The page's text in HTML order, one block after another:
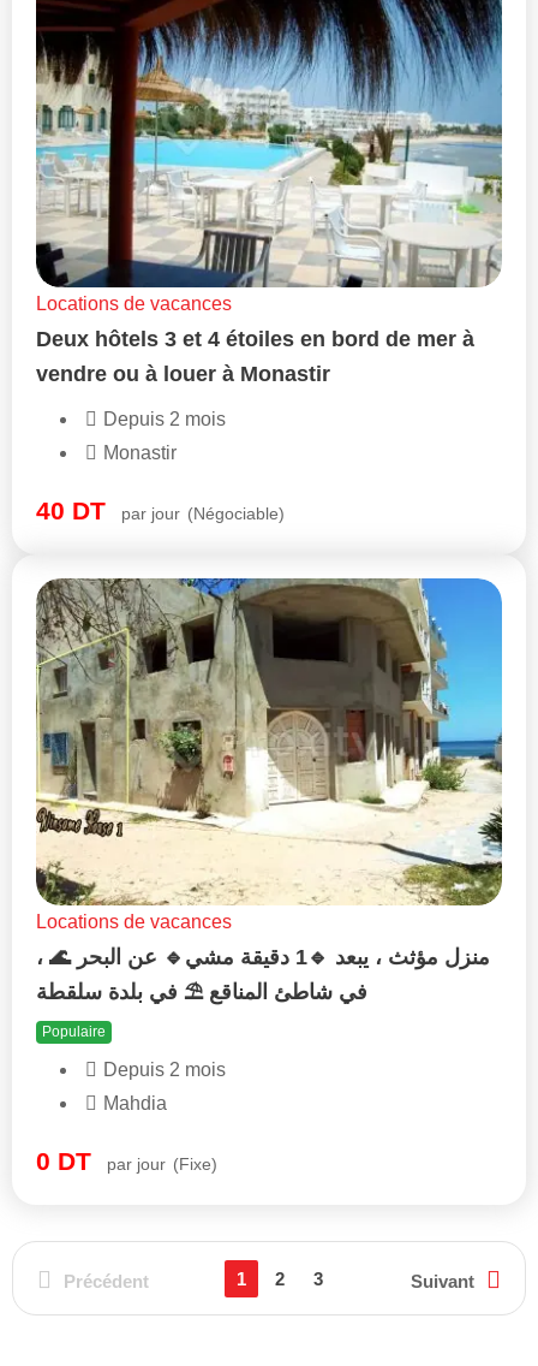
Locations de vacances
Deux hôtels 3 et 4 étoiles en bord de mer à
vendre ou à louer à Monastir
Depuis 2 mois
Monastir
40 DT par jour (Négociable)
Locations de vacances
منزل مؤثث ، يبعد 🔹1 دقيقة مشي🔹 عن البحر 🌊 ،
في شاطئ المناقع ⛱️ في بلدة سلقطة
Populaire
Depuis 2 mois
Mahdia
0 DT par jour (Fixe)
Précédent 1 2 3 Suivant